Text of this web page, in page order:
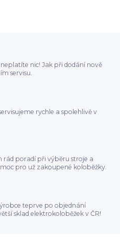
nic! Jak při dodání nově
servisu.
rychle a spolehlivě v
rád poradí při výběru stroje a
pro už zakoupené koloběžky.
teprve po objednání
sklad elektrokoloběžek v ČR!